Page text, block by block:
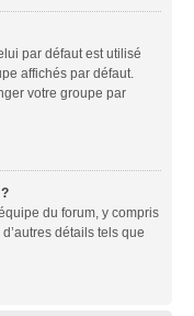
par défaut est utilisé
affichés par défaut.
votre groupe par
du forum, y compris
détails tels que